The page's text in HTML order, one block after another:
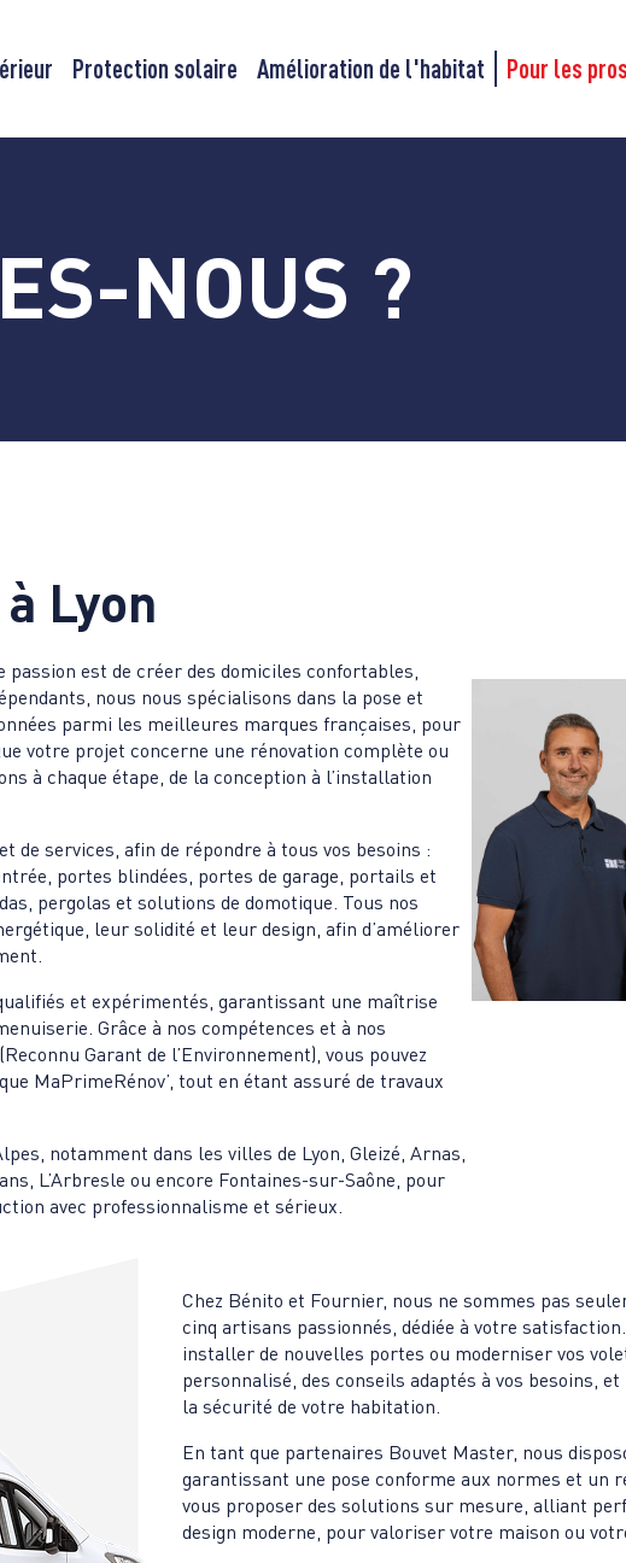
Protection solaire Amélioration de l'habitat Pour les pros
NOUS ?
Lyon
est de créer des domiciles confortables,
nous nous spécialisons dans la pose et
parmi les meilleures marques françaises, pour
votre projet concerne une rénovation complète ou
à chaque étape, de la conception à l’installation
de services, afin de répondre à tous vos besoins :
portes blindées, portes de garage, portails et
pergolas et solutions de domotique. Tous nos
leur solidité et leur design, afin d’améliorer
et expérimentés, garantissant une maîtrise
Grâce à nos compétences et à nos
Garant de l’Environnement), vous pouvez
MaPrimeRénov’, tout en étant assuré de travaux
notamment dans les villes de Lyon, Gleizé, Arnas,
L’Arbresle ou encore Fontaines-sur-Saône, pour
avec professionnalisme et sérieux.
Chez Bénito et Fournier, nous ne sommes pas
cinq artisans passionnés, dédiée à votre
installer de nouvelles portes ou moderniser vos
personnalisé, des conseils adaptés à vos besoins,
la sécurité de votre habitation.
En tant que partenaires Bouvet Master, nous
garantissant une pose conforme aux normes et un
vous proposer des solutions sur mesure, alliant
design moderne, pour valoriser votre maison ou